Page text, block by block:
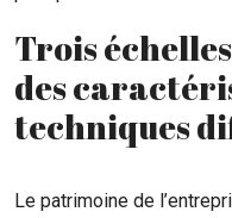
Trois
des
techniques
Le patrimoine de